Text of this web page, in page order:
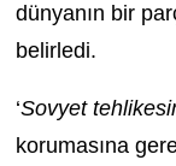
dünyanın bir
belirledi.
‘Sovyet
korumasına